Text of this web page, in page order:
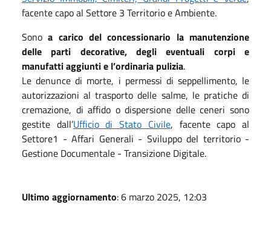
facente capo al Settore 3 Territorio e Ambiente.
Sonoa carico del concessionario la manutenzione
delle parti decorative, degli eventuali corpi e
manufatti aggiunti e l’ordinaria pulizia.
Le denunce di morte, i permessi di seppellimento, le
autorizzazioni al trasporto delle salme, le pratiche di
cremazione, di affido o dispersione delle ceneri sono
gestite dall’Ufficio di Stato Civile, facente capo al
Settore1 - Affari Generali - Sviluppo del territorio -
Gestione Documentale - Transizione Digitale.
Ultimo aggiornamento: 6 marzo 2025, 12:03